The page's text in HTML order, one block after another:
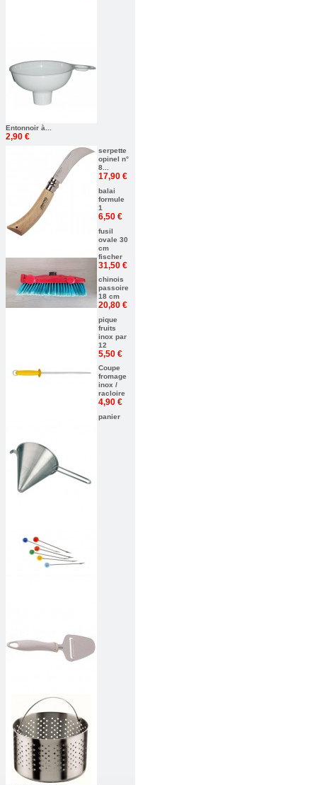
Entonnoir à...
2,90 €
serpette
opinel n°
8...
17,90 €
balai
formule
1
6,50 €
fusil
ovale 30
cm
fischer
31,50 €
chinois
passoire
18 cm
20,80 €
pique
fruits
inox par
12
5,50 €
Coupe
fromage
inox /
racloire
4,90 €
panier